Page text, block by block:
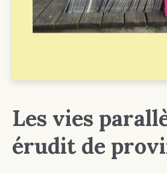
Les vies
érudit de